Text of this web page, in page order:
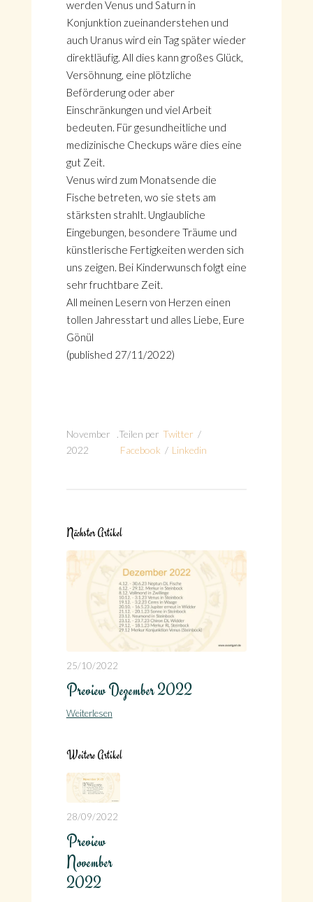
werden Venus und Saturn in
Konjunktion zueinanderstehen und
auch Uranus wird ein Tag später wieder
direktläufig. All dies kann großes Glück,
Versöhnung, eine plötzliche
Beförderung oder aber
Einschränkungen und viel Arbeit
bedeuten. Für gesundheitliche und
medizinische Checkups wäre dies eine
gut Zeit.
Venus wird zum Monatsende die
Fische betreten, wo sie stets am
stärksten strahlt. Unglaubliche
Eingebungen, besondere Träume und
künstlerische Fertigkeiten werden sich
uns zeigen. Bei Kinderwunsch folgt eine
sehr fruchtbare Zeit.
All meinen Lesern von Herzen einen
tollen Jahresstart und alles Liebe, Eure
Gönül
(published 27/11/2022)
November
2022
Teilen per Twitter /
Facebook / Linkedin
Nächster Artikel
25/10/2022
Preview Dezember 2022
Weiterlesen
Weitere Artikel
28/09/2022
Preview
November
2022